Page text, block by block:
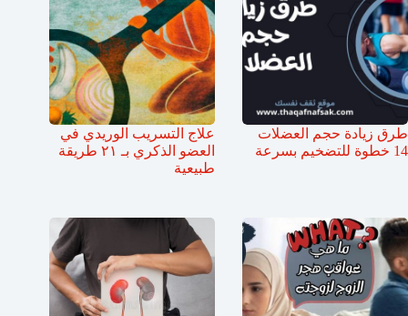
طرق زيادة حجم العضلات
14 خطوة للتضخيم بسرعة
علاج التسريب الوريدي في
العضو الذكري بـ ٢١ طريقة
طبيعية